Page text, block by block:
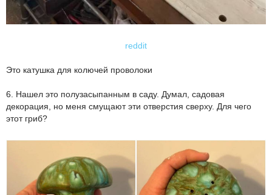
reddit
Это катушка для колючей проволоки
6. Нашел это полузасыпанным в саду. Думал, садовая
декорация, но меня смущают эти отверстия сверху. Для чего
этот гриб?